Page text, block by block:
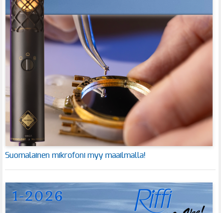
Suomalainen mikrofoni myy maailmalla!